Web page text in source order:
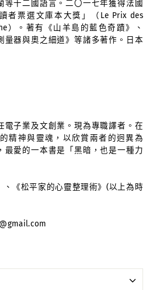
等十二國語言。二〇一七年獲得法國
讀者票選文庫本大獎」（Le Prix des
）。著有《山羊島的藍色奇蹟》、
量器與奧之細道》等諸多著作。日本
子業及文創業。現為專職譯者。在
精神與靈魂，以欣賞兩者的迥異為
最愛的一本書是「黑暗，也是一種力
《松平家的心靈整理術》(以上為時